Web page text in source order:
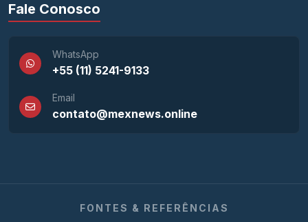
Fale Conosco
WhatsApp
+55 (11) 5241-9133
Email
contato@mexnews.online
FONTES & REFERÊNCIAS